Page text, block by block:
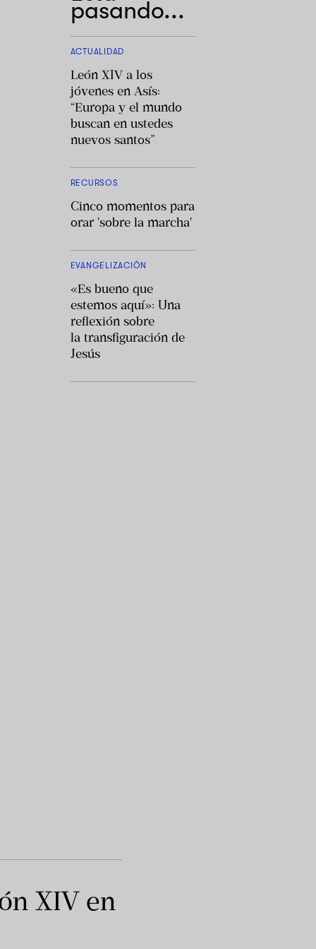
pasando...
ACTUALIDAD
León XIV a los
jóvenes en Asís:
“Europa y el mundo
buscan en ustedes
nuevos santos”
RECURSOS
Cinco momentos para
orar 'sobre la marcha'
EVANGELIZACIÓN
«Es bueno que
estemos aquí»: Una
reflexión sobre
la transfiguración de
Jesús
XIV en